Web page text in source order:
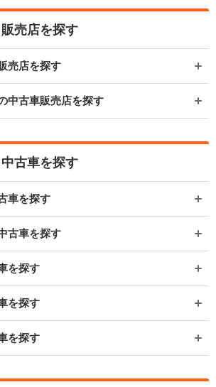
売店を探す
売店を探す
中古車販売店を探す
古車を探す
車を探す
古車を探す
を探す
を探す
を探す